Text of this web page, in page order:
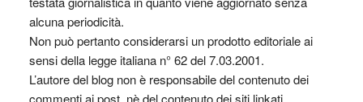
alcuna periodicità.
Non può pertanto considerarsi un prodotto editoriale ai
sensi della legge italiana n° 62 del 7.03.2001.
L’autore del blog non è responsabile del contenuto dei
commenti ai post, nè del contenuto dei siti linkati.